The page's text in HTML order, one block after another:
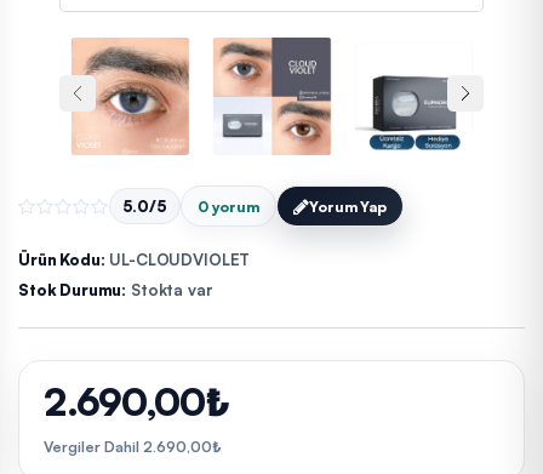
5.0/5 0 yorum Yorum Yap
Ürün Kodu: UL-CLOUDVIOLET
Stok Durumu: Stokta var
2.690,00₺
Vergiler Dahil 2.690,00₺